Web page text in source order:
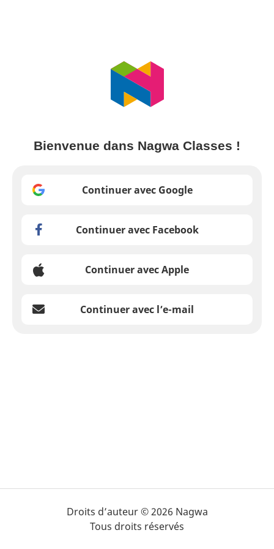
Bienvenue dans Nagwa Classes !
Continuer avec Google
Continuer avec Facebook
Continuer avec Apple
Continuer avec l’e-mail
Droits d’auteur © 2026 Nagwa
Tous droits réservés